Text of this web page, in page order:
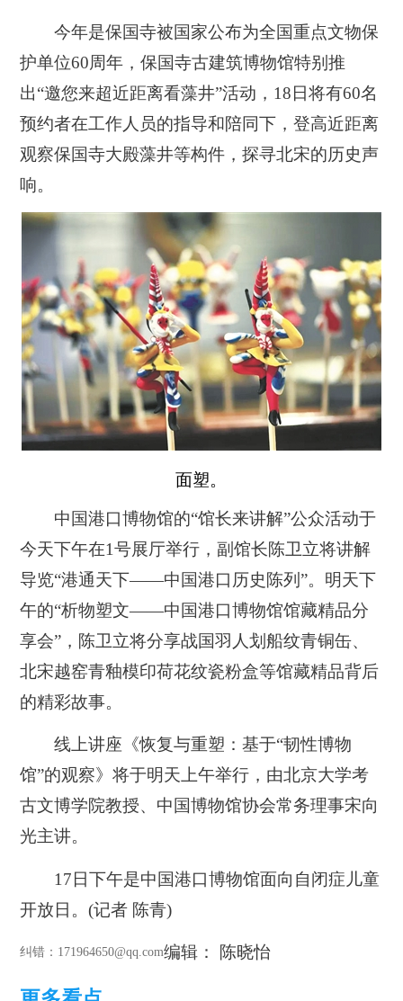
今年是保国寺被国家公布为全国重点文物保
护单位60周年，保国寺古建筑博物馆特别推
出“邀您来超近距离看藻井”活动，18日将有60名
预约者在工作人员的指导和陪同下，登高近距离
观察保国寺大殿藻井等构件，探寻北宋的历史声
响。
面塑。
中国港口博物馆的“馆长来讲解”公众活动于
今天下午在1号展厅举行，副馆长陈卫立将讲解
导览“港通天下——中国港口历史陈列”。明天下
午的“析物塑文——中国港口博物馆馆藏精品分
享会”，陈卫立将分享战国羽人划船纹青铜缶、
北宋越窑青釉模印荷花纹瓷粉盒等馆藏精品背后
的精彩故事。
线上讲座《恢复与重塑：基于“韧性博物
馆”的观察》将于明天上午举行，由北京大学考
古文博学院教授、中国博物馆协会常务理事宋向
光主讲。
17日下午是中国港口博物馆面向自闭症儿童
开放日。(记者 陈青)
纠错 ：171964650@qq.com编辑： 陈晓怡